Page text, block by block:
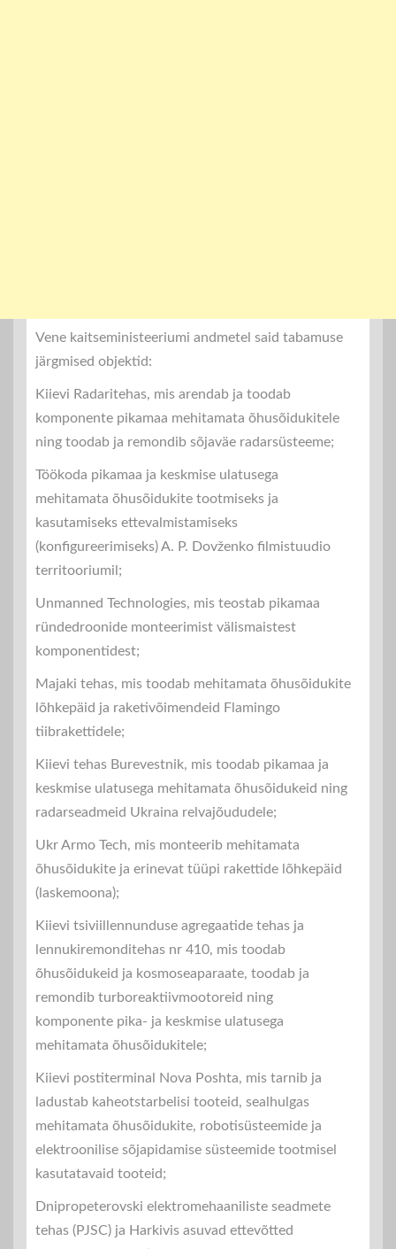
Vene kaitseministeeriumi andmetel said tabamuse
järgmised objektid:
Kiievi Radaritehas, mis arendab ja toodab
komponente pikamaa mehitamata õhusõidukitele
ning toodab ja remondib sõjaväe radarsüsteeme;
Töökoda pikamaa ja keskmise ulatusega
mehitamata õhusõidukite tootmiseks ja
kasutamiseks ettevalmistamiseks
(konfigureerimiseks) A. P. Dovženko filmistuudio
territooriumil;
Unmanned Technologies, mis teostab pikamaa
ründedroonide monteerimist välismaistest
komponentidest;
Majaki tehas, mis toodab mehitamata õhusõidukite
lõhkepäid ja raketivõimendeid Flamingo
tiibrakettidele;
Kiievi tehas Burevestnik, mis toodab pikamaa ja
keskmise ulatusega mehitamata õhusõidukeid ning
radarseadmeid Ukraina relvajõududele;
Ukr Armo Tech, mis monteerib mehitamata
õhusõidukite ja erinevat tüüpi rakettide lõhkepäid
(laskemoona);
Kiievi tsiviillennunduse agregaatide tehas ja
lennukiremonditehas nr 410, mis toodab
õhusõidukeid ja kosmoseaparaate, toodab ja
remondib turboreaktiivmootoreid ning
komponente pika- ja keskmise ulatusega
mehitamata õhusõidukitele;
Kiievi postiterminal Nova Poshta, mis tarnib ja
ladustab kaheotstarbelisi tooteid, sealhulgas
mehitamata õhusõidukite, robotisüsteemide ja
elektroonilise sõjapidamise süsteemide tootmisel
kasutatavaid tooteid;
Dnipropeterovski elektromehaaniliste seadmete
tehas (PJSC) ja Harkivis asuvad ettevõtted